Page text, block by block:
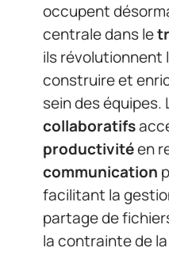
occupent
centrale dans le
ils révolutionnent
construire et
sein des équipes.
collaboratifs
productivitéen
communication
facilitant la
partage de
la contrainte de